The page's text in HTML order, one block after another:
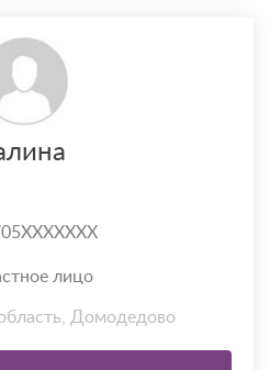
лицо
Домодедово